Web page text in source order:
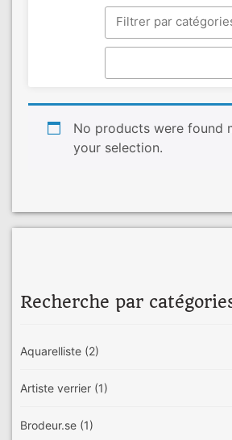
Recherche par
Aquarelliste (2)
Artiste verrier (1)
Brodeur.se (1)
No products were found
your selection.